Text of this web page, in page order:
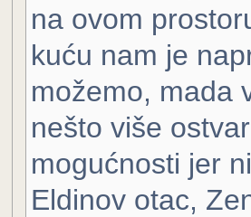
na ovom
kuću nam je
možemo, mada
nešto više
mogućnosti jer
Eldinov otac,